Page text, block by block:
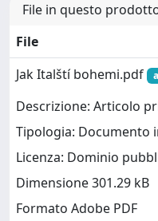
File in questo
File
Jak Italští bohemi.pdf
Descrizione: Articolo
Tipologia: Documento
Licenza: Dominio
Dimensione 301.29 kB
Formato Adobe PDF